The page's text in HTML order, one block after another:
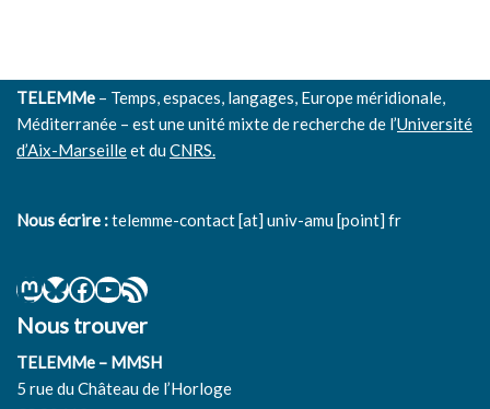
TELEMMe – Temps, espaces, langages, Europe méridionale,
Méditerranée – est une unité mixte de recherche de l’Université
d’Aix-Marseilleet duCNRS.
Nous écrire :telemme-contact [at] univ-amu [point] fr
Nous trouver
TELEMMe – MMSH
5 rue du Château de l’Horloge